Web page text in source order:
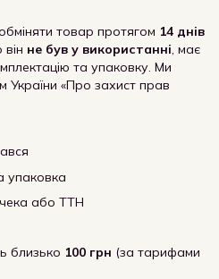
товар протягом 14 днів
не був у використанні, має
та упаковку. Ми
України «Про захист прав
упаковка
чека або ТТН
близько 100 грн (за тарифами